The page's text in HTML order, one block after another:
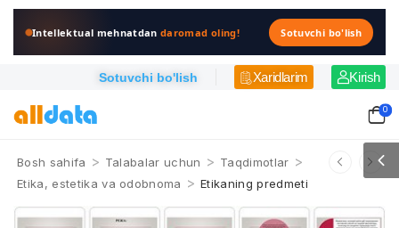
Intellektual mehnatdandaromad oling! Sotuvchi bo'lish
Sotuvchi bo'lish Xaridlarim Kirish
0
Bosh sahifa > Talabalar uchun > Taqdimotlar >
Etika, estetika va odobnoma > Etikaning predmeti